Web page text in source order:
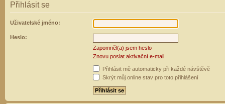
Přihlásit se
Uživatelské jméno:
Heslo:
Zapomněl(a) jsem heslo
Znovu poslat aktivační e-mail
Přihlásit mě automaticky při každé návštěvě
Skrýt můj online stav pro toto přihlášení